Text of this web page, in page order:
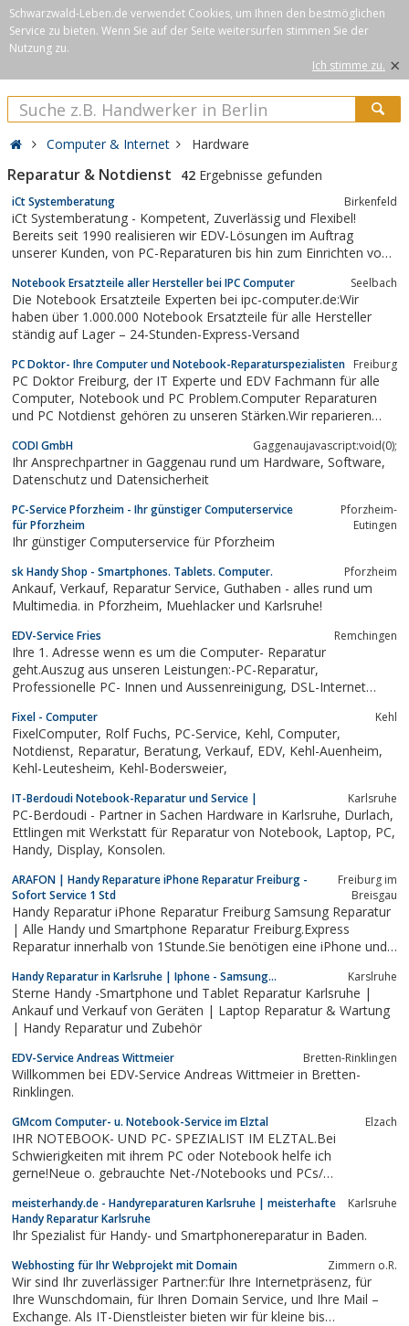
Schwarzwald-Leben.de verwendet Cookies, um Ihnen den bestmöglichen
Service zu bieten. Wenn Sie auf der Seite weitersurfen stimmen Sie der
Nutzung zu.
Ich stimme zu. ×
Computer & Internet Hardware
Reparatur & Notdienst 42 Ergebnisse gefunden
iCt Systemberatung Birkenfeld
iCt Systemberatung - Kompetent, Zuverlässig und Flexibel!
Bereits seit 1990 realisieren wir EDV-Lösungen im Auftrag
unserer Kunden, von PC-Reparaturen bis hin zum Einrichten von
Notebook Ersatzteile aller Hersteller bei IPC Computer Seelbach
Die Notebook Ersatzteile Experten bei ipc-computer.de:Wir
haben über 1.000.000 Notebook Ersatzteile für alle Hersteller
ständig auf Lager – 24-Stunden-Express-Versand
PC Doktor- Ihre Computer und Notebook-Reparaturspezialisten Freiburg
PC Doktor Freiburg, der IT Experte und EDV Fachmann für alle
Computer, Notebook und PC Problem.Computer Reparaturen
und PC Notdienst gehören zu unseren Stärken.Wir reparieren
haben.Displaybruch, Grafikkarten, Gutachten für Versicherungen,
Wasserschäden, Datenrekonstruktionen,...
CODI GmbH Gaggenaujavascript:void(0);
Ihr Ansprechpartner in Gaggenau rund um Hardware, Software,
Datenschutz und Datensicherheit
PC-Service Pforzheim - Ihr günstiger Computerservice
für Pforzheim
Pforzheim-
Eutingen
Ihr günstiger Computerservice für Pforzheim
sk Handy Shop - Smartphones. Tablets. Computer. Pforzheim
Ankauf, Verkauf, Reparatur Service, Guthaben - alles rund um
Multimedia. in Pforzheim, Muehlacker und Karlsruhe!
EDV-Service Fries Remchingen
Ihre 1. Adresse wenn es um die Computer- Reparatur
geht.Auszug aus unseren Leistungen:-PC-Reparatur,
Professionelle PC- Innen und Aussenreinigung, DSL-Internet
Hard und Software Verkauf und Service, Homepageerstellung,
PC- Modding, Satanlagen- Einstellservice...
Fixel - Computer Kehl
FixelComputer, Rolf Fuchs, PC-Service, Kehl, Computer,
Notdienst, Reparatur, Beratung, Verkauf, EDV, Kehl-Auenheim,
Kehl-Leutesheim, Kehl-Bodersweier,
IT-Berdoudi Notebook-Reparatur und Service | Karlsruhe
PC-Berdoudi - Partner in Sachen Hardware in Karlsruhe, Durlach,
Ettlingen mit Werkstatt für Reparatur von Notebook, Laptop, PC,
Handy, Display, Konsolen.
ARAFON | Handy Reparature iPhone Reparatur Freiburg -
Sofort Service 1 Std
Freiburg im
Breisgau
Handy Reparatur iPhone Reparatur Freiburg Samsung Reparatur
| Alle Handy und Smartphone Reparatur Freiburg.Express
Reparatur innerhalb von 1Stunde.Sie benötigen eine iPhone und
professionell und preiswert.
Handy Reparatur in Karlsruhe | Iphone - Samsung... Karslruhe
Sterne Handy -Smartphone und Tablet Reparatur Karlsruhe |
Ankauf und Verkauf von Geräten | Laptop Reparatur & Wartung
| Handy Reparatur und Zubehör
EDV-Service Andreas Wittmeier Bretten-Rinklingen
Willkommen bei EDV-Service Andreas Wittmeier in Bretten-
Rinklingen.
GMcom Computer- u. Notebook-Service im Elztal Elzach
IHR NOTEBOOK- UND PC- SPEZIALIST IM ELZTAL.Bei
Schwierigkeiten mit ihrem PC oder Notebook helfe ich
gerne!Neue o. gebrauchte Net-/Notebooks und PCs/
u. realisiert ihren Internetauftritt u. Druckprojekte.
meisterhandy.de - Handyreparaturen Karlsruhe | meisterhafte
Handy Reparatur Karlsruhe
Karlsruhe
Ihr Spezialist für Handy- und Smartphonereparatur in Baden.
Webhosting für Ihr Webprojekt mit Domain Zimmern o.R.
Wir sind Ihr zuverlässiger Partner:für Ihre Internetpräsenz, für
Ihre Wunschdomain, für Ihren Domain Service, und Ihre Mail –
Exchange. Als IT-Dienstleister bieten wir für kleine bis